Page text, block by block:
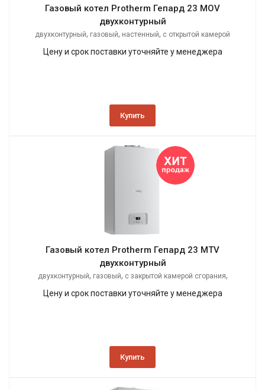
Газовый котел Protherm Гепард 23 MOV
двухконтурный
двухконтурный, газовый, настенный, с открытой камерой
Цену и срок поставки уточняйте у менеджера
Купить
Газовый котел Protherm Гепард 23 MTV
двухконтурный
двухконтурный, газовый, с закрытой камерой сгорания,
Цену и срок поставки уточняйте у менеджера
Купить